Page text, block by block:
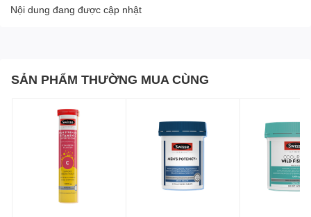
Nội dung đang được cập nhật
SẢN PHẨM THƯỜNG MUA CÙNG